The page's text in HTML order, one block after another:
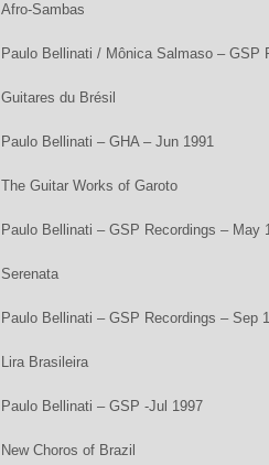
Afro-Sambas
Paulo Bellinati / Mônica Salmaso – GSP
Guitares du Brésil
Paulo Bellinati – GHA – Jun 1991
The Guitar Works of Garoto
Paulo Bellinati – GSP Recordings – May
Serenata
Paulo Bellinati – GSP Recordings – Sep
Lira Brasileira
Paulo Bellinati – GSP -Jul 1997
New Choros of Brazil